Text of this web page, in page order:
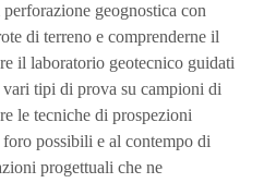
geognostica con
di terreno e comprenderne il
il laboratorio geotecnico guidati
tipi di prova su campioni di
le tecniche di prospezioni
possibili e al contempo di
progettuali che ne